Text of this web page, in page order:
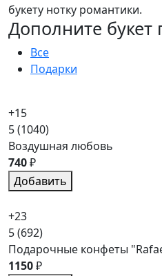
букету нотку романтики.
Дополните букет
Все
Подарки
+15
5(1040)
Воздушная любовь
740₽
Добавить
+23
5(692)
Подарочные конфеты
1150₽